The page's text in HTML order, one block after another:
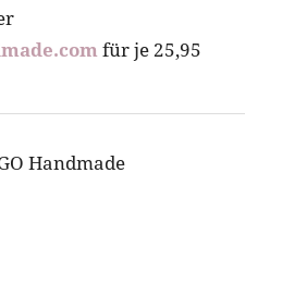
für je 25,95
Handmade